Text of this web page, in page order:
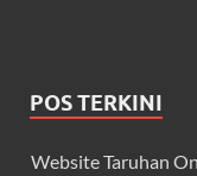
POS TERKINI
Website Taruhan